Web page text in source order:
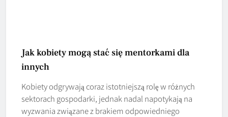
Jak kobiety mogą stać się mentorkami dla
innych
Kobiety odgrywają coraz istotniejszą rolę w różnych
sektorach gospodarki, jednak nadal napotykają na
wyzwania związane z brakiem odpowiedniego